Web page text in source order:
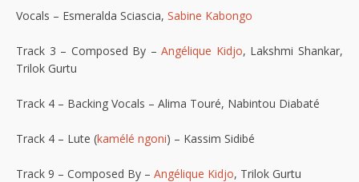
Vocals – Esmeralda Sciascia, Sabine Kabongo
Track 3 – Composed By –Angélique Kidjo, Lakshmi Shankar,
Trilok Gurtu
Track 4 – Backing Vocals – Alima Touré, Nabintou Diabaté
Track 4 – Lute (kamélé ngoni) – Kassim Sidibé
Track 9 – Composed By – Angélique Kidjo, Trilok Gurtu